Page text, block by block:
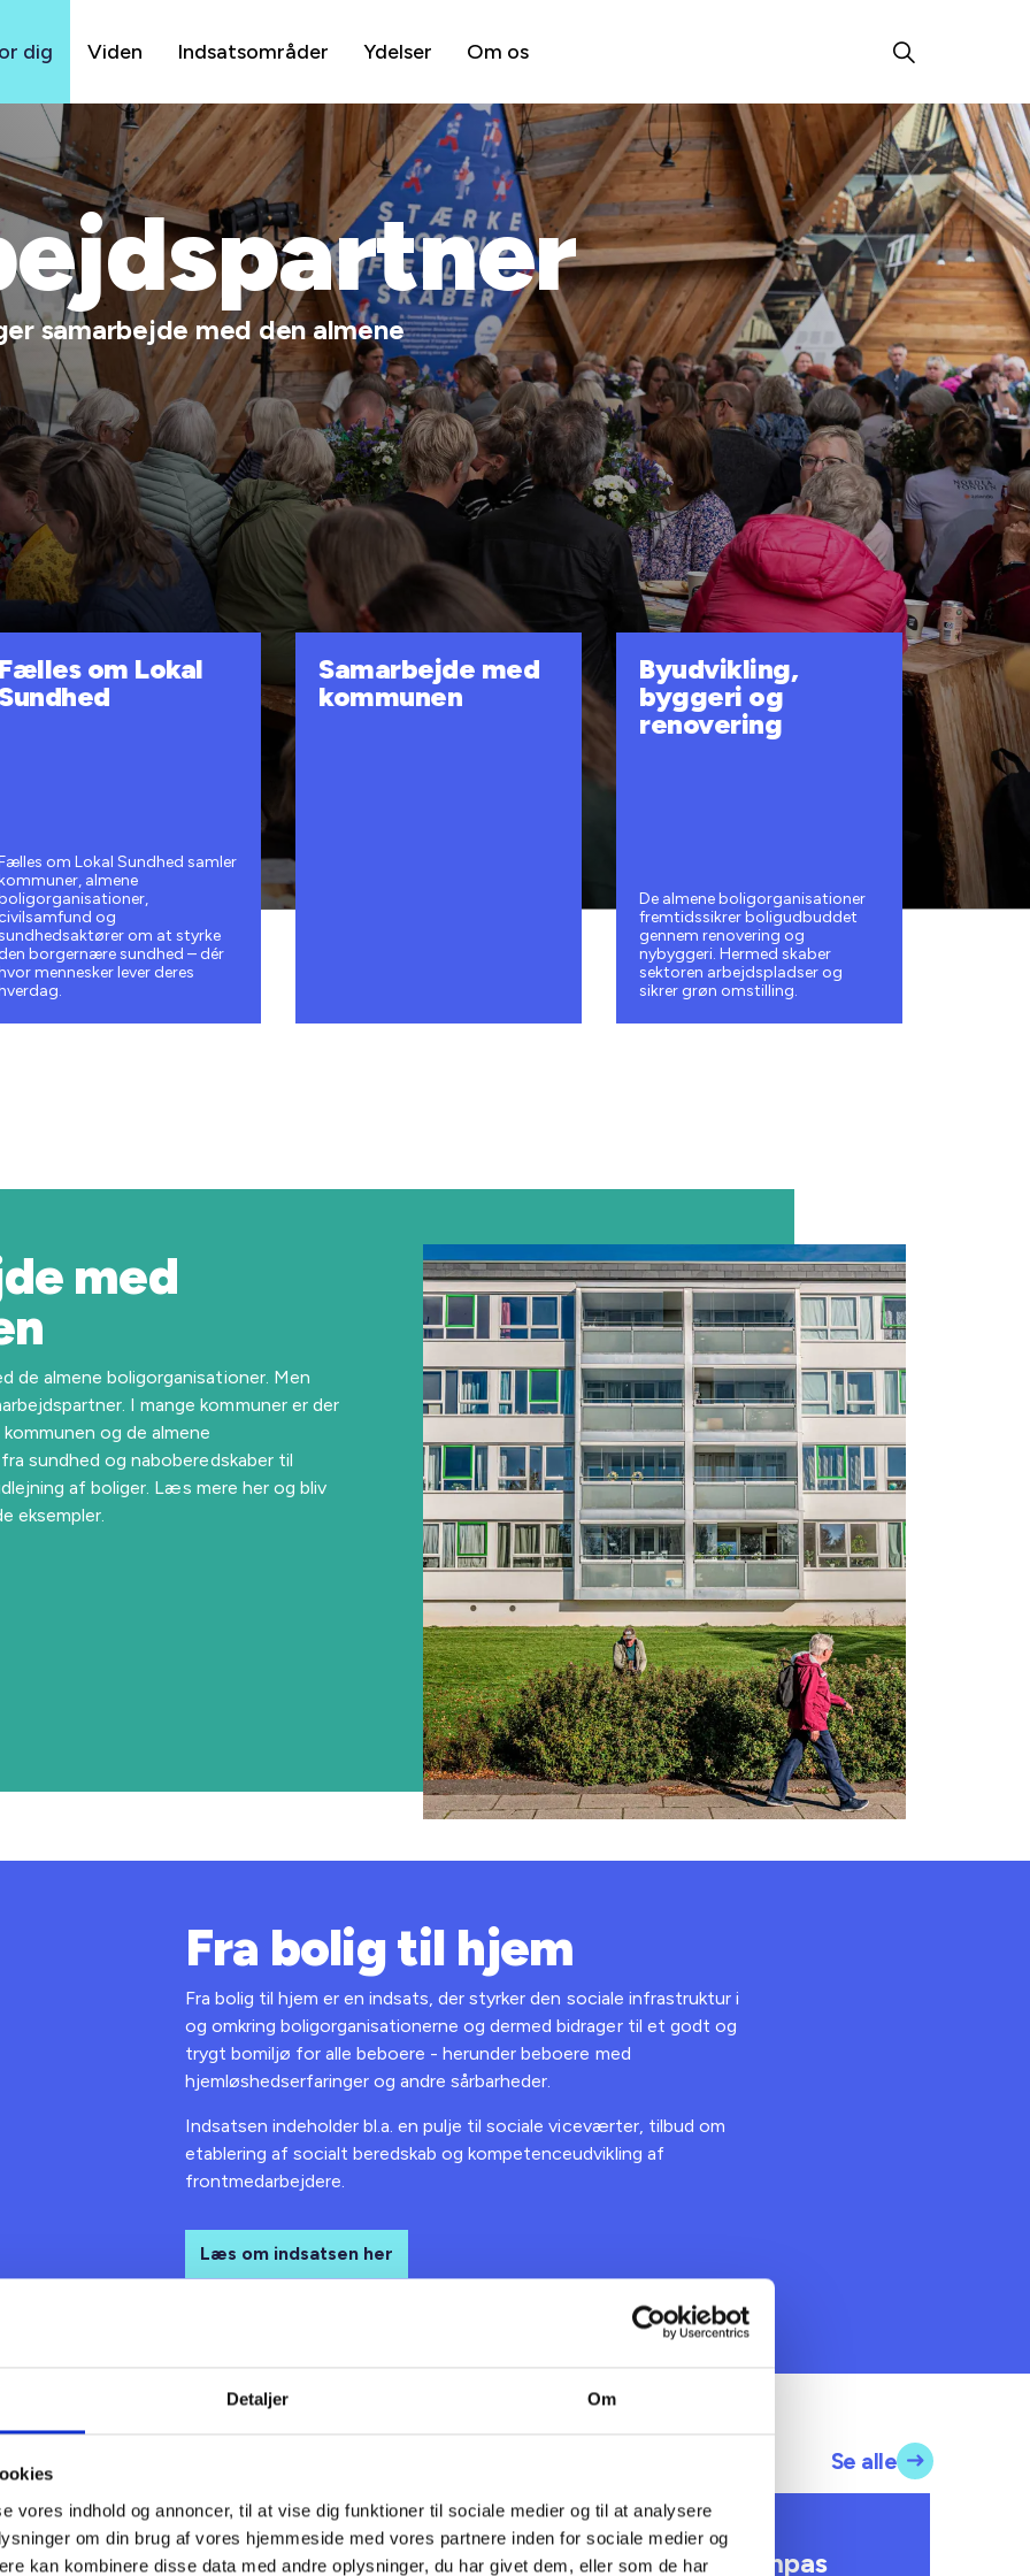
Detaljer Om
vores indhold og annoncer, til at vise dig funktioner til sociale medier og til at analysere
om din brug af vores hjemmeside med vores partnere inden for sociale medier og
kan kombinere disse data med andre oplysninger, du har givet dem, eller som de har
dig Viden Indsatsområder Ydelser Om os
samarbejde med den almene
Fælles om Lokal
om Lokal Sundhed samler
almene
civilsamfund og
om at styrke
den borgernære sundhed – dér
mennesker lever deres
Samarbejde med
kommunen
Byudvikling,
byggeri og
renovering
De almene boligorganisationer
fremtidssikrer boligudbuddet
gennem renovering og
nybyggeri. Hermed skaber
sektoren arbejdspladser og
sikrer grøn omstilling.
med
de almene boligorganisationer. Men
I mange kommuner er der
og de almene
sundhed og naboberedskaber til
af boliger. Læs mere her og bliv
eksempler.
Fra bolig til hjem
Fra bolig til hjem er en indsats, der styrker den sociale infrastruktur i
og omkring boligorganisationerne og dermed bidrager til et godt og
trygt bomiljø for alle beboere - herunder beboere med
hjemløshedserfaringer og andre sårbarheder.
Indsatsen indeholder bl.a. en pulje til sociale viceværter, tilbud om
etablering af socialt beredskab og kompetenceudvikling af
frontmedarbejdere.
Læs om indsatsen her
Se alle
GUIDE
Ambitionsworkshop
VIDENSBLAD
AlmenKompas